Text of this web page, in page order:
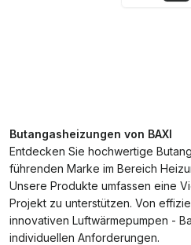
Butangasheizungen von BAXI
Entdecken Sie hochwertige
führenden Marke im Bereich
Unsere Produkte umfassen eine
Projekt zu unterstützen. Von
innovativen Luftwärmepumpen -
individuellen Anforderungen.